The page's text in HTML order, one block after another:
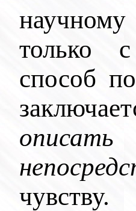
только
способ
описать
чувству.